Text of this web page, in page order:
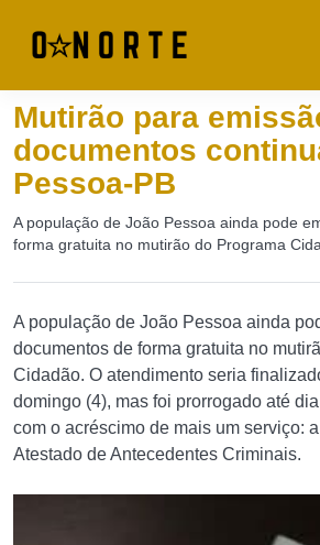
Mutirão para
documentos
Pessoa-PB
A população de João Pessoa ainda pode
forma gratuita no mutirão do Programa
A população de João Pessoa ainda
documentos de forma gratuita no
Cidadão. O atendimento seria
domingo (4), mas foi prorrogado até
com o acréscimo de mais um serviço:
Atestado de Antecedentes Criminais.